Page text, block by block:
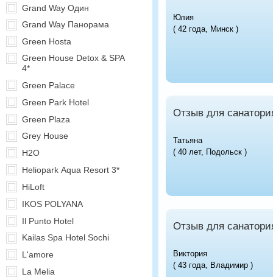
Grand Way Один
Grand Way Панорама
Green Hosta
Green House Detox & SPA
4*
Green Palace
Green Park Hotel
Green Plaza
Grey House
H2O
Heliopark Aqua Resort 3*
HiLoft
IKOS POLYANA
Il Punto Hotel
Kailas Spa Hotel Sochi
L'amore
La Melia
Юлия
( 42 года, Минск )
Отзыв для
Татьяна
( 40 лет, Подольск )
Отзыв для
Виктория
( 43 года, Владимир )